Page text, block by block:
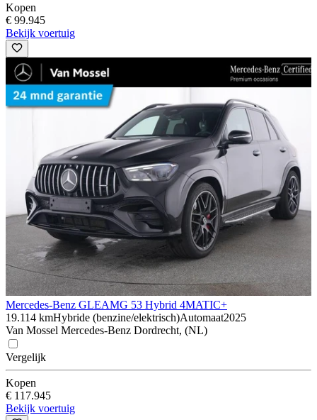
Kopen
€ 99.945
Bekijk voertuig
Mercedes-Benz GLEAMG 53 Hybrid 4MATIC+
19.114 kmHybride (benzine/elektrisch)Automaat2025
Van Mossel Mercedes-Benz Dordrecht, (NL)
Vergelijk
Kopen
€ 117.945
Bekijk voertuig